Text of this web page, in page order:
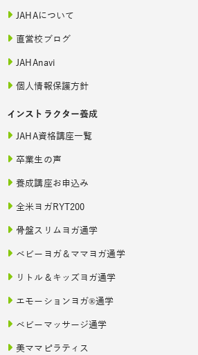
JAHAについて
直営校ブログ
JAHAnavi
個人情報保護方針
インストラクター養成
JAHA資格講座一覧
卒業生の声
養成講座お申込み
全米ヨガRYT200
骨盤スリムヨガ通学
ベビーヨガ＆ママヨガ通学
リトル＆キッズヨガ通学
エモーションヨガ®通学
ベビーマッサージ通学
美ママピラティス